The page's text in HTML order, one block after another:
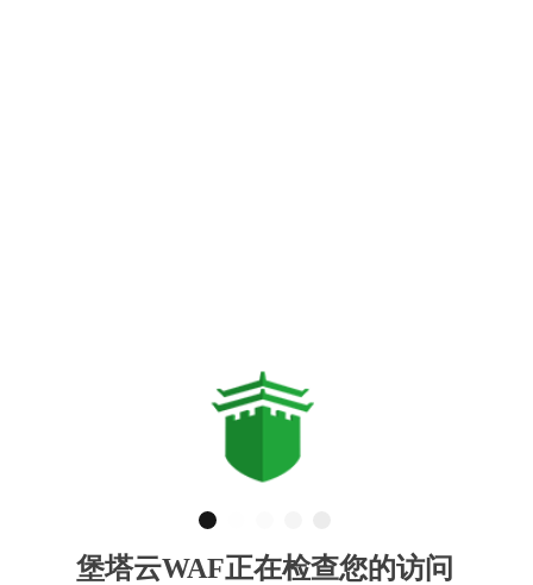
堡塔云WAF正在检查您的访问